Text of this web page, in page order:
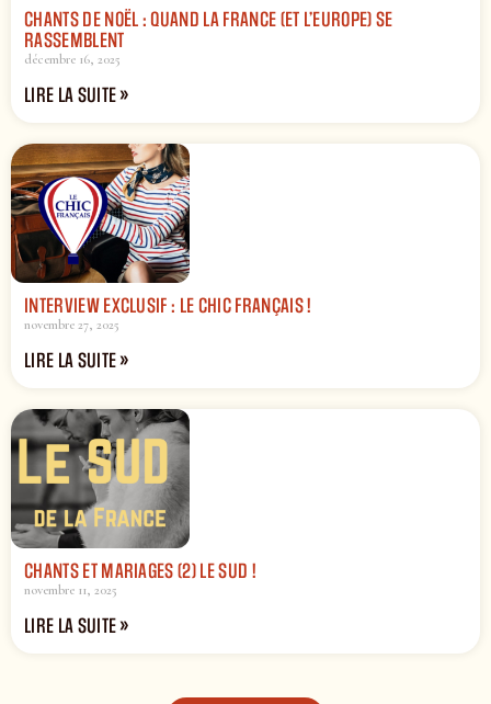
CHANTS DE NOËL : QUAND LA FRANCE (ET L’EUROPE) SE
RASSEMBLENT
décembre 16, 2025
LIRE LA SUITE »
INTERVIEW EXCLUSIF : LE CHIC FRANÇAIS !
novembre 27, 2025
LIRE LA SUITE »
CHANTS ET MARIAGES (2) LE SUD !
novembre 11, 2025
LIRE LA SUITE »